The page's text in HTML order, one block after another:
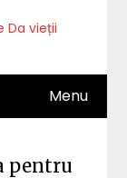
Da vieții
Menu
pentru